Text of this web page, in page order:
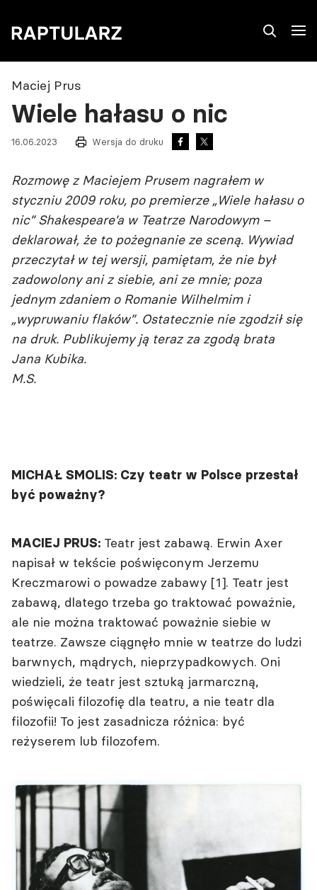
Maciej Prus
Wiele hałasu o nic
16.06.2023 Wersja do druku
Rozmowę z Maciejem Prusem nagrałem w
styczniu 2009 roku, po premierze „Wiele hałasu o
nic” Shakespeare’a w Teatrze Narodowym –
deklarował, że to pożegnanie ze sceną. Wywiad
przeczytał w tej wersji, pamiętam, że nie był
zadowolony ani z siebie, ani ze mnie; poza
jednym zdaniem o Romanie Wilhelmim i
„wypruwaniu flaków”. Ostatecznie nie zgodził się
na druk. Publikujemy ją teraz za zgodą brata
Jana Kubika.
M.S.
MICHAŁ SMOLIS: Czy teatr w Polsce przestał
być poważny?
MACIEJ PRUS: Teatr jest zabawą. Erwin Axer
napisał w tekście poświęconym Jerzemu
Kreczmarowi o powadze zabawy [1]. Teatr jest
zabawą, dlatego trzeba go traktować poważnie,
ale nie można traktować poważnie siebie w
teatrze. Zawsze ciągnęło mnie w teatrze do ludzi
barwnych, mądrych, nieprzypadkowych. Oni
wiedzieli, że teatr jest sztuką jarmarczną,
poświęcali filozofię dla teatru, a nie teatr dla
filozofii! To jest zasadnicza różnica: być
reżyserem lub filozofem.